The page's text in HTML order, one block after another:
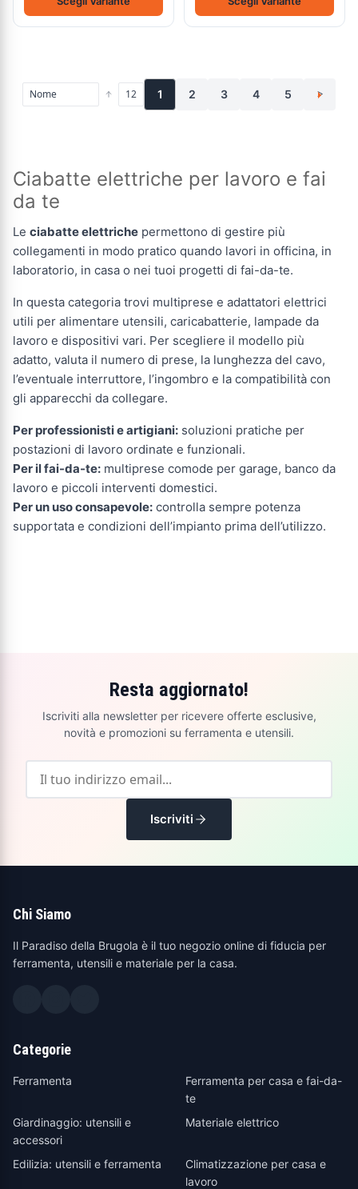
1 2 3 4 5 >
Ciabatte elettriche per lavoro e fai
da te
Le ciabatte elettriche permettono di gestire più
collegamenti in modo pratico quando lavori in officina, in
laboratorio, in casa o nei tuoi progetti di fai-da-te.
In questa categoria trovi multiprese e adattatori elettrici
utili per alimentare utensili, caricabatterie, lampade da
lavoro e dispositivi vari. Per scegliere il modello più
adatto, valuta il numero di prese, la lunghezza del cavo,
l’eventuale interruttore, l’ingombro e la compatibilità con
gli apparecchi da collegare.
Per professionisti e artigiani: soluzioni pratiche per
postazioni di lavoro ordinate e funzionali.
Per il fai-da-te: multiprese comode per garage, banco da
lavoro e piccoli interventi domestici.
Per un uso consapevole: controlla sempre potenza
supportata e condizioni dell’impianto prima dell’utilizzo.
Resta aggiornato!
Iscriviti alla newsletter per ricevere offerte esclusive,
novità e promozioni su ferramenta e utensili.
Iscriviti
Chi Siamo
Il Paradiso della Brugola è il tuo negozio online di fiducia per
ferramenta, utensili e materiale per la casa.
Categorie
Ferramenta
Ferramenta per casa e fai-da-
te
Giardinaggio: utensili e
accessori
Materiale elettrico
Edilizia: utensili e ferramenta
Climatizzazione per casa e
lavoro